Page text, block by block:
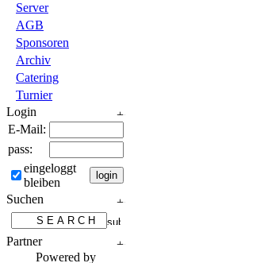
Server
AGB
Sponsoren
Archiv
Catering
Turnier
Login
E-Mail:
pass:
eingeloggt
bleiben
Suchen
Partner
Powered by